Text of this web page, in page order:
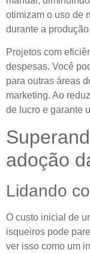
otimizam o uso de
durante a produção.
Projetos com
despesas. Você
para outras áreas
marketing. Ao
de lucro e garante
adoção
Lidando
O custo inicial de
isqueiros pode
ver isso como um